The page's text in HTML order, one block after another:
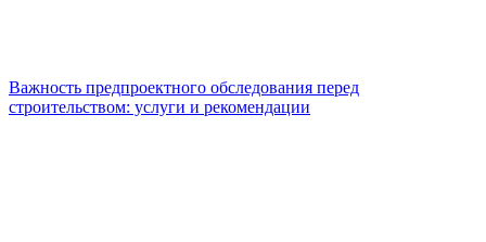
Важность предпроектного обследования перед
строительством: услуги и рекомендации